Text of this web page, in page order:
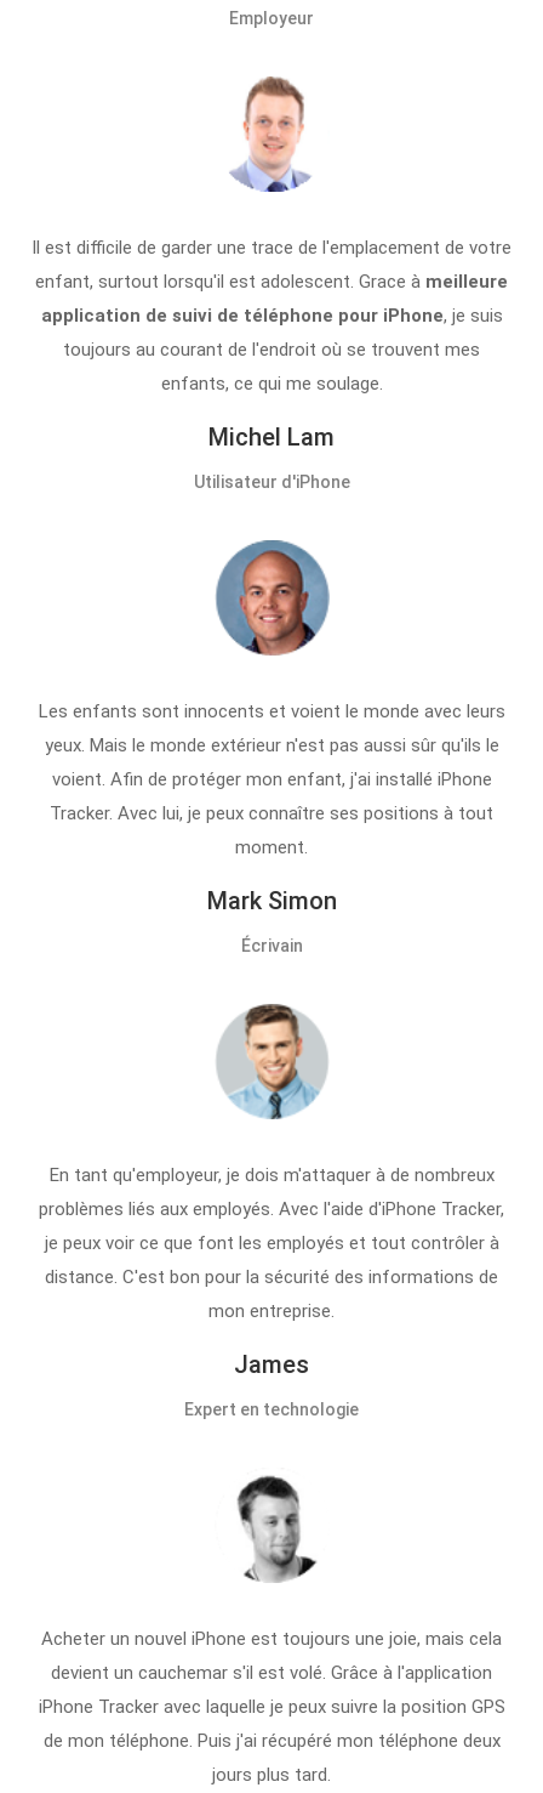
Employeur
Il est difficile de garder une trace de l'emplacement de votre
enfant, surtout lorsqu'il est adolescent. Grace à meilleure
application de suivi de téléphone pour iPhone, je suis
toujours au courant de l'endroit où se trouvent mes
enfants, ce qui me soulage.
Michel Lam
Utilisateur d'iPhone
Les enfants sont innocents et voient le monde avec leurs
yeux. Mais le monde extérieur n'est pas aussi sûr qu'ils le
voient. Afin de protéger mon enfant, j'ai installé iPhone
Tracker. Avec lui, je peux connaître ses positions à tout
moment.
Mark Simon
Écrivain
En tant qu'employeur, je dois m'attaquer à de nombreux
problèmes liés aux employés. Avec l'aide d'iPhone Tracker,
je peux voir ce que font les employés et tout contrôler à
distance. C'est bon pour la sécurité des informations de
mon entreprise.
James
Expert en technologie
Acheter un nouvel iPhone est toujours une joie, mais cela
devient un cauchemar s'il est volé. Grâce à l'application
iPhone Tracker avec laquelle je peux suivre la position GPS
de mon téléphone. Puis j'ai récupéré mon téléphone deux
jours plus tard.